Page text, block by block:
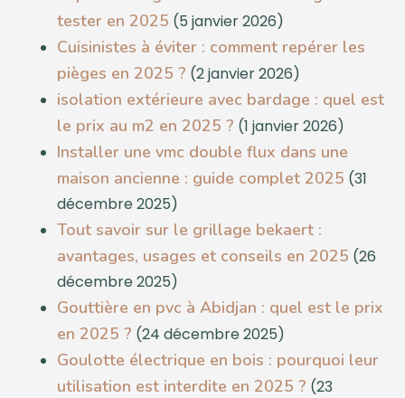
tester en 2025 (5 janvier 2026)
Cuisinistes à éviter : comment repérer les
pièges en 2025 ? (2 janvier 2026)
isolation extérieure avec bardage : quel est
le prix au m2 en 2025 ? (1 janvier 2026)
Installer une vmc double flux dans une
maison ancienne : guide complet 2025 (31
décembre 2025)
Tout savoir sur le grillage bekaert :
avantages, usages et conseils en 2025 (26
décembre 2025)
Gouttière en pvc à Abidjan : quel est le prix
en 2025 ? (24 décembre 2025)
Goulotte électrique en bois : pourquoi leur
utilisation est interdite en 2025 ? (23